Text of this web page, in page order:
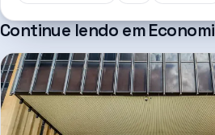
Continue lendo em